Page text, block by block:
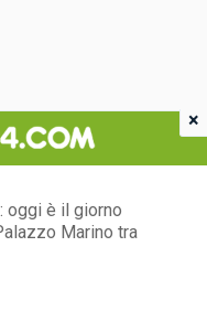
oggi è il giorno
Marino tra
×